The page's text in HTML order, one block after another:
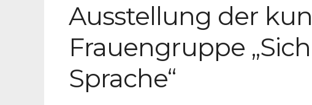
Ausstellung der
Frauengruppe
Sprache“